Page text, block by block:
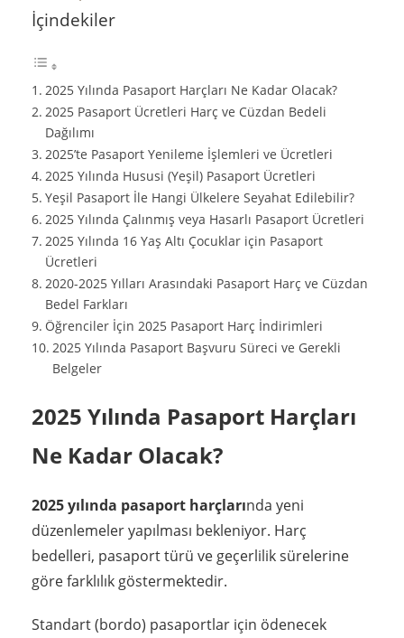
İçindekiler
2025 Yılında Pasaport Harçları Ne Kadar Olacak?
2025 Pasaport Ücretleri Harç ve Cüzdan Bedeli
Dağılımı
2025’te Pasaport Yenileme İşlemleri ve Ücretleri
2025 Yılında Hususi (Yeşil) Pasaport Ücretleri
Yeşil Pasaport İle Hangi Ülkelere Seyahat Edilebilir?
2025 Yılında Çalınmış veya Hasarlı Pasaport Ücretleri
2025 Yılında 16 Yaş Altı Çocuklar için Pasaport
Ücretleri
2020-2025 Yılları Arasındaki Pasaport Harç ve Cüzdan
Bedel Farkları
Öğrenciler İçin 2025 Pasaport Harç İndirimleri
2025 Yılında Pasaport Başvuru Süreci ve Gerekli
Belgeler
2025 Yılında Pasaport Harçları
Ne Kadar Olacak?
2025 yılında pasaport harçlarında yeni
düzenlemeler yapılması bekleniyor. Harç
bedelleri, pasaport türü ve geçerlilik sürelerine
göre farklılık göstermektedir.
Standart (bordo) pasaportlar için ödenecek